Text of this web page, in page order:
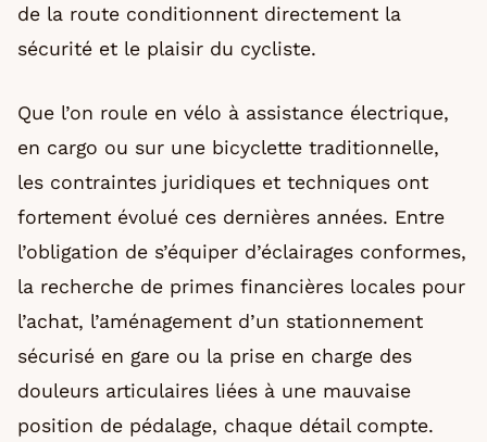
de la route conditionnent directement la
sécurité et le plaisir du cycliste.
Que l’on roule en vélo à assistance électrique,
en cargo ou sur une bicyclette traditionnelle,
les contraintes juridiques et techniques ont
fortement évolué ces dernières années. Entre
l’obligation de s’équiper d’éclairages conformes,
la recherche de primes financières locales pour
l’achat, l’aménagement d’un stationnement
sécurisé en gare ou la prise en charge des
douleurs articulaires liées à une mauvaise
position de pédalage, chaque détail compte.